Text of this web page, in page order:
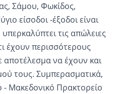
Σάμου, Φωκίδος,
είσοδοι -έξοδοι είναι
τις απώλειες
έχουν περισσότερους
αποτέλεσμα να έχουν και
τους. Συμπερασματικά,
Μακεδονικό Πρακτορείο